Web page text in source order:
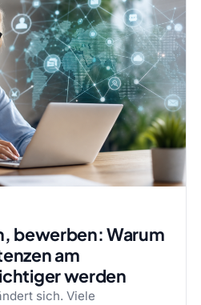
bewerben: Warum
am
werden
sich. Viele